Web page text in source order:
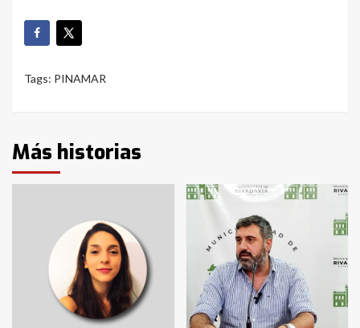
Tags: PINAMAR
Más historias